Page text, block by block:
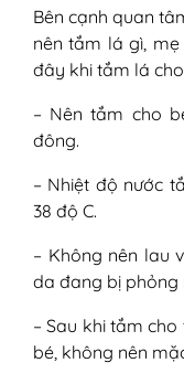
Bên cạnh quan
nên tắm lá gì,
đây khi tắm lá
– Nên tắm cho
đông.
– Nhiệt độ nước
38 độ C.
– Không nên lau
da đang bị phỏng
– Sau khi tắm
bé, không nên